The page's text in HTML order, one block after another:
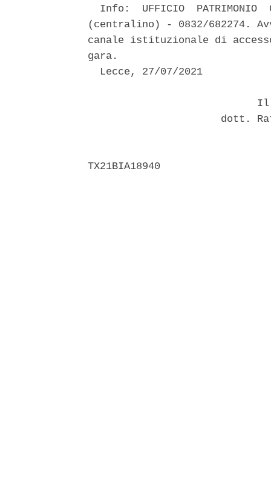
Info:  UFFICIO  PATRIMONIO
(centralino) - 0832/682274.
canale istituzionale di
gara.
  Lecce, 27/07/2021
dott.